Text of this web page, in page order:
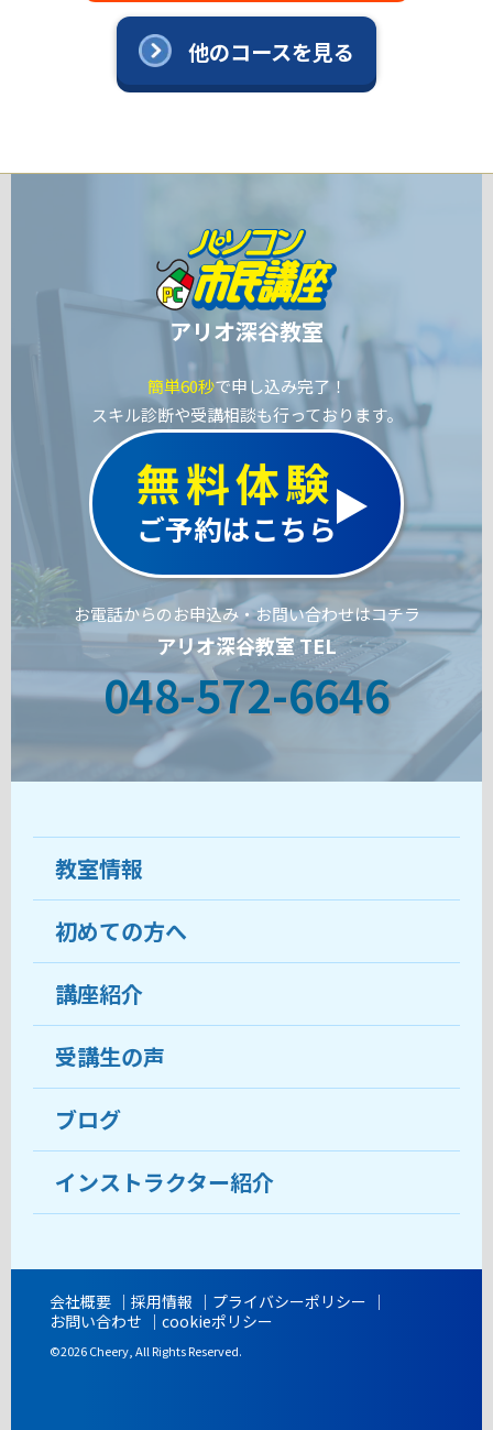
他のコースを見る
アリオ深谷教室
簡単60秒で申し込み完了！
スキル診断や受講相談も行っております。
無料体験
ご予約はこちら
お電話からのお申込み・お問い合わせはコチラ
アリオ深谷教室 TEL
048-572-6646
教室情報
教室について
受講生の声
おすすめ・人気の講座
目的から講座を探す
教室ブログ
開講時間
初めての方へ
ココがおすすめ
料金
受講までの流れ
よくあるご質問
講座紹介
受講生の声
ブログ
インストラクター紹介
会社概要 採用情報
プライバシーポリシー
お問い合わせ
cookieポリシー
©2026 Cheery, All Rights Reserved.